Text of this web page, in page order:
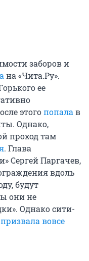
заборов и
на «Чита.Ру».
ее
этогопопала в
Однако,
проход там
. Глава
Сергей Паргачев,
вдоль
будут
они не
Однако сити-
призвала вовсе